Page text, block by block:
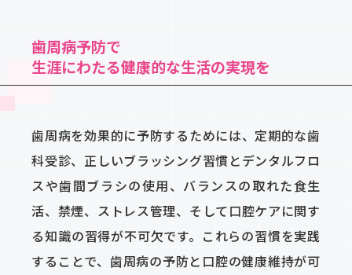
歯周病予防で
生涯にわたる健康的な生活の実現を
歯周病を効果的に予防するためには、定期的な歯
科受診、正しいブラッシング習慣とデンタルフロ
スや歯間ブラシの使用、バランスの取れた食生
活、禁煙、ストレス管理、そして口腔ケアに関す
る知識の習得が不可欠です。これらの習慣を実践
することで、歯周病の予防と口腔の健康維持が可